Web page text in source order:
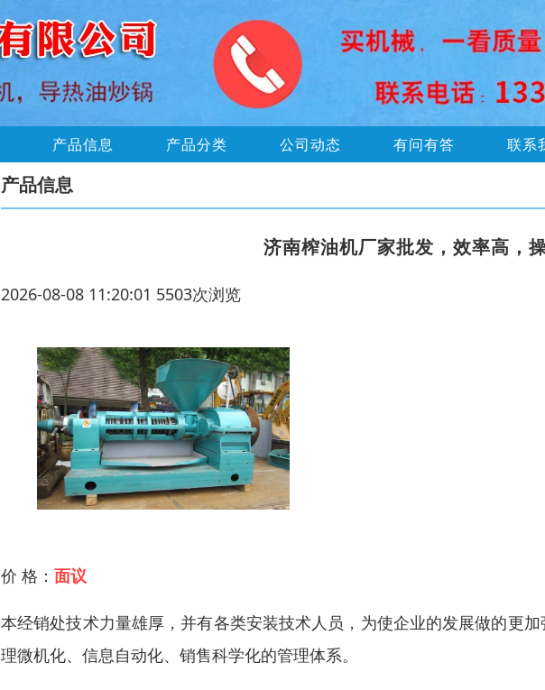
产品信息 产品分类 公司动态 有问有答 联系
产品信息
济南榨油机厂家批发，效率高，
2026-08-08 11:20:01 5503次浏览
价 格： 面议
本经销处技术力量雄厚，并有各类安装技术人员，为使企业的发展做的更
理微机化、信息自动化、销售科学化的管理体系。